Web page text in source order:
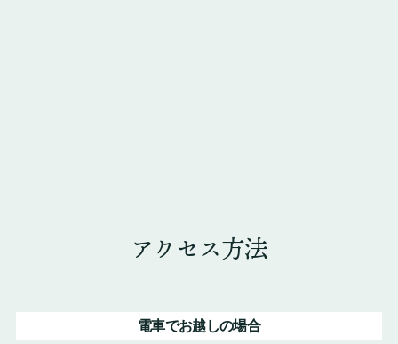
アクセス方法
電車でお越しの場合